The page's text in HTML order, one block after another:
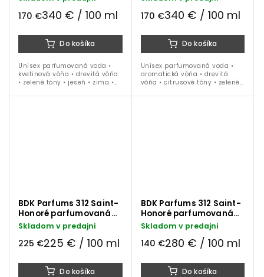
170 €340 € / 100 ml
Do košíka
Unisex parfumovaná voda •
kvetinová vôňa • drevitá vôňa
• zelené tóny • jeseň • zima •
170 €340 € / 100 ml
Do košíka
Unisex parfumovaná voda •
aromatická vôňa • drevitá
vôňa • citrusové tóny • zelené
BDK Parfums 312 Saint-
Honoré parfumovaná
voda 100 ml
Skladom v predajni
225 €225 € / 100 ml
Do košíka
BDK Parfums 312 Saint-
Honoré parfumovaná
voda 50 ml
Skladom v predajni
140 €280 € / 100 ml
Do košíka